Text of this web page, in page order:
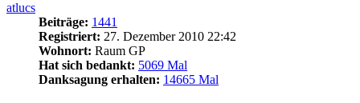
atlucs
Beiträge: 1441
Registriert: 27. Dezember 2010 22:42
Wohnort: Raum GP
Hat sich bedankt: 5069 Mal
Danksagung erhalten: 14665 Mal